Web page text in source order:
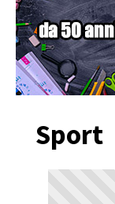
Sport